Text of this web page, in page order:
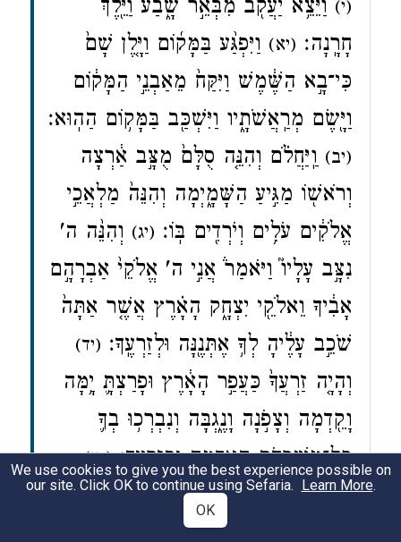
(י) וַיֵּצֵ֥א יַעֲקֹ֖ב מִבְּאֵ֣ר שָׁ֑בַע וַיֵּ֖לֶךְ
חָרָֽנָה׃ (יא) וַיִּפְגַּ֨ע בַּמָּק֜וֹם וַיָּ֤לֶן שָׁם֙
כִּי־בָ֣א הַשֶּׁ֔מֶשׁ וַיִּקַּח֙ מֵאַבְנֵ֣י הַמָּק֔וֹם
וַיָּ֖שֶׂם מְרַֽאֲשֹׁתָ֑יו וַיִּשְׁכַּ֖ב בַּמָּק֥וֹם הַהֽוּא׃
(יב) וַֽיַּחֲלֹ֗ם וְהִנֵּ֤ה סֻלָּם֙ מֻצָּ֣ב אַ֔רְצָה
וְרֹאשׁ֖וֹ מַגִּ֣יעַ הַשָּׁמָ֑יְמָה וְהִנֵּה֙ מַלְאֲכֵ֣י
אֱלֹקִ֔ים עֹלִ֥ים וְיֹרְדִ֖ים בּֽוֹ׃ (יג) וְהִנֵּ֨ה ה'
נִצָּ֣ב עָלָיו֮ וַיֹּאמַר֒ אֲנִ֣י ה' אֱלֹקֵי֙ אַבְרָהָ֣ם
אָבִ֔יךָ וֵאלֹקֵ֖י יִצְחָ֑ק הָאָ֗רֶץ אֲשֶׁ֤ר אַתָּה֙
שֹׁכֵ֣ב עָלֶ֔יהָ לְךָ֥ אֶתְּנֶ֖נָּה וּלְזַרְעֶֽךָ׃ (יד)
וְהָיָ֤ה זַרְעֲךָ֙ כַּעֲפַ֣ר הָאָ֔רֶץ וּפָרַצְתָּ֛ יָ֥מָּה
וָקֵ֖דְמָה וְצָפֹ֣נָה וָנֶ֑גְבָּה וְנִבְרְכ֥וּ בְךָ֛
כׇּל־מִשְׁפְּחֹ֥ת הָאֲדָמָ֖ה וּבְזַרְעֶֽךָ׃ (טו)
וְהִנֵּ֨ה אָנֹכִ֜י עִמָּ֗ךְ וּשְׁמַרְתִּ֙יךָ֙ בְּכֹ֣ל
אֲשֶׁר־תֵּלֵ֔ךְ וַהֲשִׁ֣בֹתִ֔יךָ אֶל־הָאֲדָמָ֖ה
We use cookies to give you the best experience possible on
our site. Click OK to continue using Sefaria. Learn More.
OK